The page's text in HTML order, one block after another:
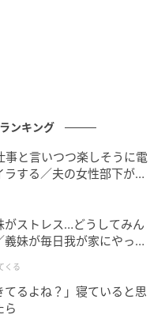
ええ！？」「マジです
パができる器用な人
を書いたり衣装を買
展開。続けて、「不器
この世界で爆発的なイ
自身のコンプレック
開し、平子さんを「イ
るほど…」とうならせ
ンキング
事と言いつつ楽しそうに電
する／夫の女性部下が気
がストレス…どうしてみん
妹が毎日我が家にやって
くる
るよね？」寝ていると思
ら